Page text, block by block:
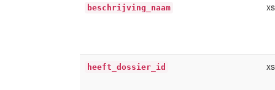
beschrijving_naam
heeft_dossier_id